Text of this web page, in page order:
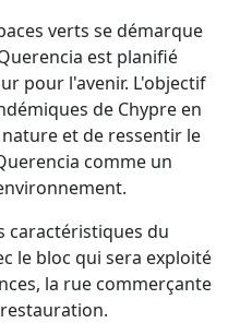
verts se démarque
est planifié
pour l'avenir. L'objectif
de Chypre en
et de ressentir le
comme un
caractéristiques du
le bloc qui sera exploité
la rue commerçante